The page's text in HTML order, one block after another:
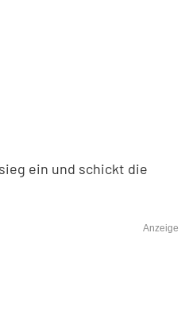
ein und schickt die
Anzeige